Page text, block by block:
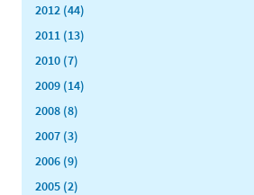
2012 (44)
2011 (13)
2010 (7)
2009 (14)
2008 (8)
2007 (3)
2006 (9)
2005 (2)